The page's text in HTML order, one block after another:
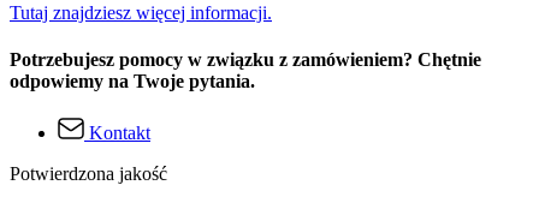
Tutaj znajdziesz więcej informacji.
Potrzebujesz pomocy w związku z zamówieniem? Chętnie
odpowiemy na Twoje pytania.
Kontakt
Potwierdzona jakość